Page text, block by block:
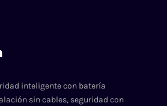
inteligente con batería
sin cables, seguridad con